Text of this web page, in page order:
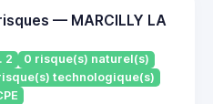
— MARCILLY LA
2
0 risque(s) naturel(s)
technologique(s)